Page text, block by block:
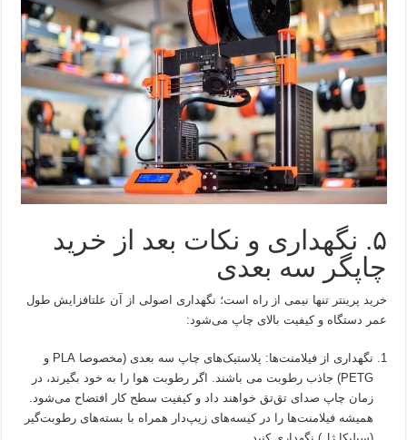
۵. نگهداری و نکات بعد از خرید
چاپگر سه بعدی
خرید پرینتر تنها نیمی از راه است؛ نگهداری اصولی از آن علتافزایش طول
عمر دستگاه و کیفیت بالای چاپ می‌شود:
نگهداری از فیلامنت‌ها: پلاستیک‌های چاپ سه بعدی (مخصوصا PLA و
PETG) جاذب رطوبت می باشند. اگر رطوبت هوا را به خود بگیرند، در
زمان چاپ صدای تق‌تق خواهند داد و کیفیت سطح کار افتضاح می‌شود.
همیشه فیلامنت‌ها را در کیسه‌های زیپ‌دار همراه با بسته‌های رطوبت‌گیر